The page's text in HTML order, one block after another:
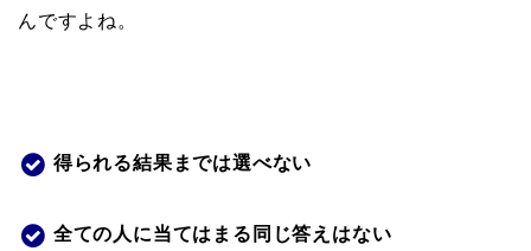
んですよね。
得られる結果までは選べない
全ての人に当てはまる同じ答えはない